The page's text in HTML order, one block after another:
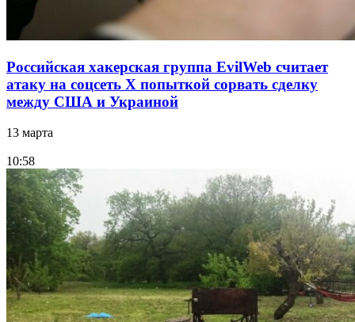
Российская хакерская группа EvilWeb считает
атаку на соцсеть Х попыткой сорвать сделку
между США и Украиной
13 марта
10:58